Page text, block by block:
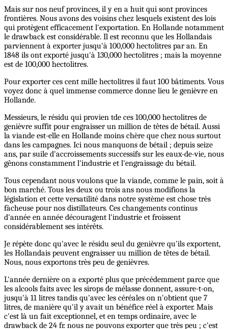
Mais sur nos neuf provinces, il y en a huit qui sont provinces
frontières. Nous avons des voisins chez lesquels existent des lois
qui protègent efficacement l'exportation. En Hollande notamment
le drawback est considérable. Il est reconnu que les Hollandais
parviennent à exporter jusqu'à 100,000 hectolitres par an. En
1848 ils ont exporté jusqu'à 130,000 hectolitres ; mais la moyenne
est de 100,000 hectolitres.
Pour exporter ces cent mille hectolitres il faut 100 bâtiments. Vous
voyez donc à quel immense commerce donne lieu le genièvre en
Hollande.
Messieurs, le résidu qui provien tde ces 100,000 hectolitres de
genièvre suffit pour engraisser un million de têtes de bétail. Aussi
la viande est-elle en Hollande moins chère que chez nous surtout
dans les campagnes. Ici nous manquons de bétail ; depuis seize
ans, par suile d'accroissements successifs sur les eaux-de-vie, nous
gênons constamment l'industrie et l'engraissage du bétail.
Tous cependant nous voulons que la viande, comme le pain, soit à
bon marché. Tous les deux ou trois ans nous modifions la
législation et cette versatilité dans notre système est chose très
fàcheuse pour nos distillateurs. Ces changements continus
d'année en année découragent l'industrie et froissent
considérablement ses intérêts.
Je répète donc qu'avec le résidu seul du genièvre qu'ils exportent,
les Hollandais peuvent engraisser uu million de têtes de bétail.
Nous, nous exportons très peu de genièvres.
L'année dernière on a exporté plus que précédemment parce que
les alcools faits avec les sirops de mélasse donnent, assure-t-on,
jusqu'à 11 litres tandis qu'avec les céréales on n'obtient que 7
litres, de manière qu'il y avait un bénéfice réel à exporter. Mais
c'est là un fait exceptionnel, et en temps ordinaire, avec le
drawback de 24 fr. nous ne pouvons exporter que très peu ; c'est